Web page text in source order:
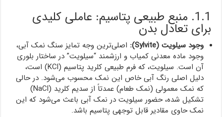
1.1. منبع طبیعی پتاسیم: عاملی کلیدی
برای تعادل بدن
وجود سیلویت (Sylvite):
اصلی‌ترین وجه تمایز سنگ نمک آبی،
وجود ماده معدنی کمیاب و ارزشمند “سیلویت” در ساختار بلوری
آن است. سیلویت، که فرم طبیعی کلرید پتاسیم (KCl) است،
دلیل اصلی رنگ آبی خاص این نمک محسوب می‌شود. در حالی
که نمک معمولی (نمک طعام) عمدتاً از سدیم کلرید (NaCl)
تشکیل شده، حضور سیلویت در نمک آبی باعث می‌شود که این
نمک حاوی مقادیر قابل توجهی پتاسیم باشد.